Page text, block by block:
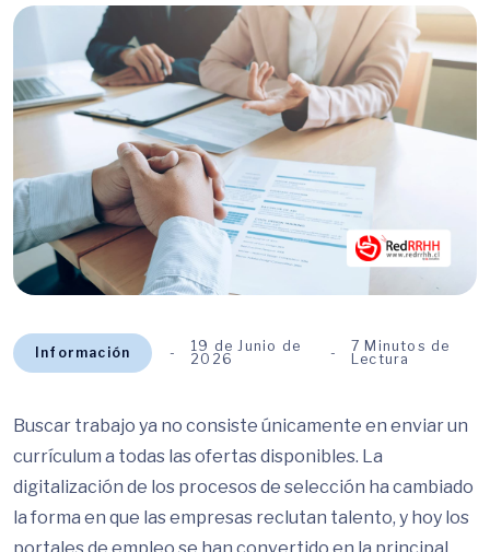
Información
19 de Junio de
2026
7 Minutos de
Lectura
Buscar trabajo ya no consiste únicamente en enviar un
currículum a todas las ofertas disponibles. La
digitalización de los procesos de selección ha cambiado
la forma en que las empresas reclutan talento, y hoy los